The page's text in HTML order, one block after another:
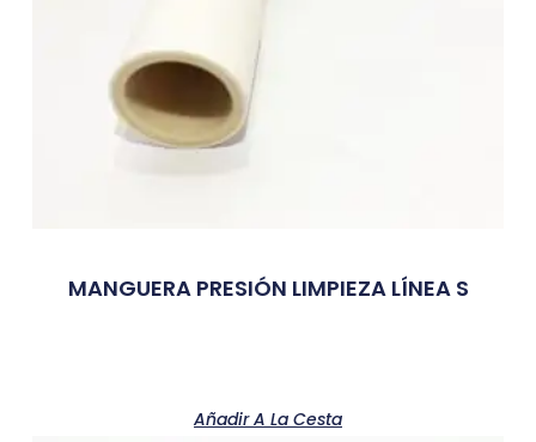
MANGUERA PRESIÓN LIMPIEZA LÍNEA S
Añadir A La Cesta